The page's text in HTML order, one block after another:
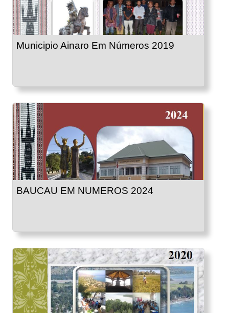
Municipio Ainaro Em Números 2019
BAUCAU EM NUMEROS 2024